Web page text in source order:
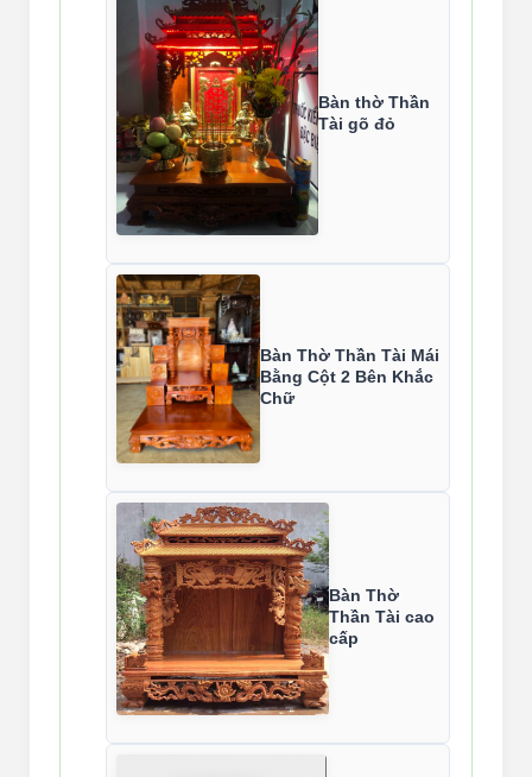
Bàn thờ Thần
Tài gõ đỏ
Bàn Thờ Thần Tài Mái
Bằng Cột 2 Bên Khắc
Chữ
Bàn Thờ
Thần Tài cao
cấp